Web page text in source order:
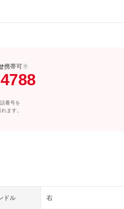
携帯可
番号を
ます。
ドル 右